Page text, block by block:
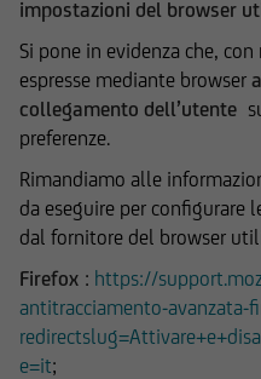
impostazioni del browser
Si pone in evidenza che,
espresse mediante browser
collegamento dell’utente
preferenze.
Rimandiamo alle
da eseguire per configurare
dal fornitore del browser
Firefox : https://
antitracciamento-avanzata-
e=it;
pubblicitaria/
modo da intendersi
come ricerca in
prodotto, strumento,
cui fa riferimento il
adeguato per
qualsiasi operazione,
valutare, in
informazioni
proprie decisioni di
propri obiettivi di